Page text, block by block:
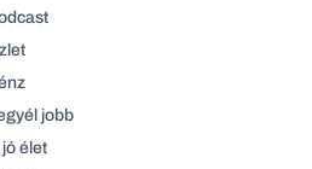
jobb
élet